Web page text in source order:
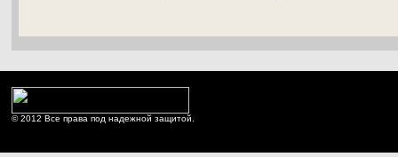
© 2012 Все права под надежной защитой.